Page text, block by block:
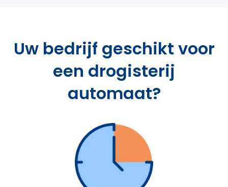
Uw bedrijf geschikt voor
een drogisterij
automaat?​